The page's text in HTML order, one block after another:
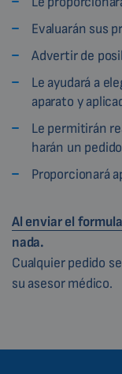
Evaluarán sus
Advertir de
Le ayudará a
aparato y
Le permitirán
harán un
Proporcionará
Al enviar el
nada.
Cualquier pedido
su asesor médico.